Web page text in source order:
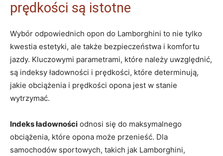
prędkości są istotne
Wybór odpowiednich opon do Lamborghini to nie tylko
kwestia estetyki, ale także bezpieczeństwa i komfortu
jazdy. Kluczowymi parametrami, które należy uwzględnić,
są indeksy ładowności i prędkości, które determinują,
jakie obciążenia i prędkości opona jest w stanie
wytrzymać.
Indeks ładowności odnosi się do maksymalnego
obciążenia, które opona może przenieść. Dla
samochodów sportowych, takich jak Lamborghini,